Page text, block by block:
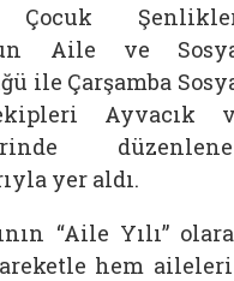
Aile ve
ile Çarşamba
Ayvacık
yer aldı.
“Aile Yılı”
hem